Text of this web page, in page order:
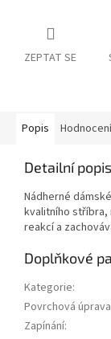
ZEPTAT SE
Popis Hodnocení
Detailní
Nádherné
kvalitního stříbra,
reakcí a
Doplňkové
Kategorie:
Povrchová úprava
Zapínání: